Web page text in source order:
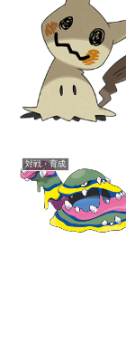
対戦・育成